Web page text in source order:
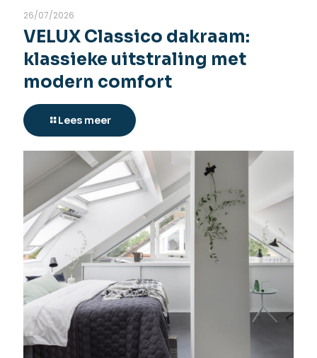
26/07/2026
VELUX Classico dakraam:
klassieke uitstraling met
modern comfort
Lees meer